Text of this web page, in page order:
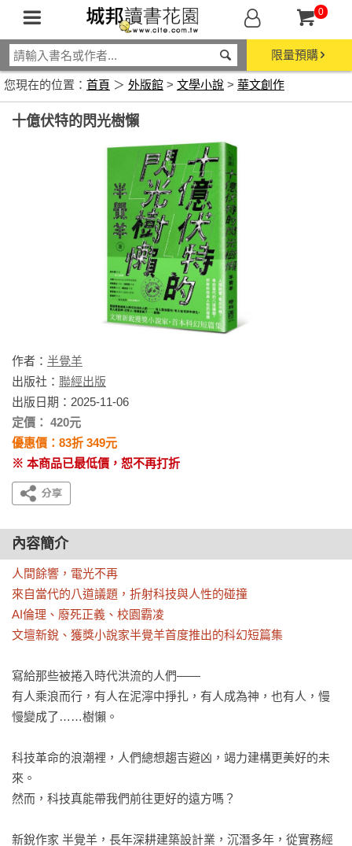
0
限量預購
您現在的位置： 首頁 ＞ 外版館 > 文學小說 > 華文創作
十億伏特的閃光樹懶
作者： 半覺羊
出版社： 聯經出版
出版日期：2025-11-06
定價： 420元
優惠價：83折 349元
※ 本商品已最低價，恕不再打折
內容簡介
人間餘響，電光不再
來自當代的八道議題，折射科技與人性的碰撞
AI倫理、廢死正義、校園霸凌
文壇新銳、獲獎小說家半覺羊首度推出的科幻短篇集
寫給那些被捲入時代洪流的人們——
有人乘浪而行，有人在泥濘中掙扎，有人成為神，也有人，慢
慢變成了……樹懶。
科技革命的浪潮裡，人們總想趨吉避凶，竭力建構更美好的未
來。
然而，科技真能帶我們前往更好的遠方嗎？
新銳作家 半覺羊，長年深耕建築設計業，沉潛多年，從實務經